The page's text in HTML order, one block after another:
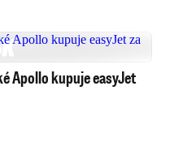
Apollo kupuje easyJet